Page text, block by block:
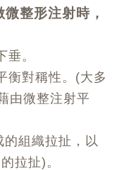
整形注射時，
。
衡對稱性。(大多
由微整注射平
組織拉扯，以
拉扯)。